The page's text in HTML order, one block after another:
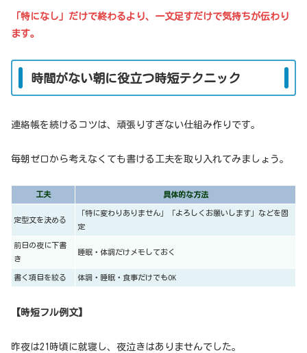
「特になし」だけで終わるより、一文足すだけで気持ちが伝わり
ます。
時間がない朝に役立つ時短テクニック
連絡帳を続けるコツは、頑張りすぎない仕組み作りです。
毎朝ゼロから考えなくても書ける工夫を取り入れてみましょう。
工夫 具体的な方法
定型文を決める
「特に変わりありません」「よろしくお願いします」などを固
定
前日の夜に下書
き
睡眠・体調だけメモしておく
書く項目を絞る 体調・睡眠・食事だけでもOK
【時短フル例文】
昨夜は21時頃に就寝し、夜泣きはありませんでした。